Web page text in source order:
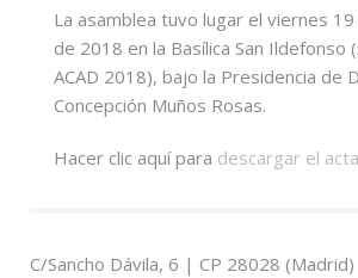
La asamblea tuvo lugar el viernes
de 2018 en la Basílica San Ildefonso
ACAD 2018), bajo la Presidencia de
Concepción Muños Rosas.
Hacer clic aquí para descargar el acta
C/Sancho Dávila, 6 | CP 28028